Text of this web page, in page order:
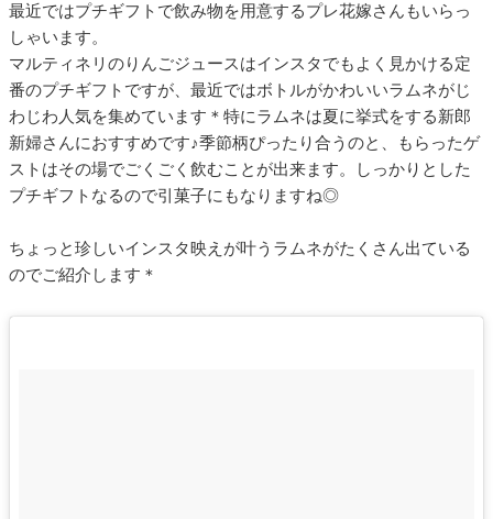
最近ではプチギフトで飲み物を用意するプレ花嫁さんもいらっ
しゃいます。
マルティネリのりんごジュースはインスタでもよく見かける定
番のプチギフトですが、最近ではボトルがかわいいラムネがじ
わじわ人気を集めています＊特にラムネは夏に挙式をする新郎
新婦さんにおすすめです♪季節柄ぴったり合うのと、もらったゲ
ストはその場でごくごく飲むことが出来ます。しっかりとした
プチギフトなるので引菓子にもなりますね◎
ちょっと珍しいインスタ映えが叶うラムネがたくさん出ている
のでご紹介します＊